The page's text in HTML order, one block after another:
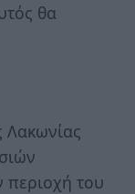
θα
περιοχή του